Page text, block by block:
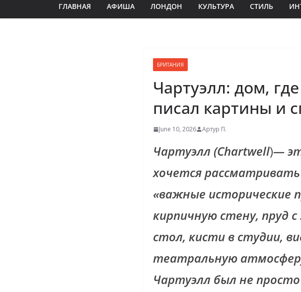
ГЛАВНАЯ АФИША ЛОНДОН КУЛЬТУРА СТИЛЬ
БРИТАНИЯ
Чартуэлл: дом,
писал картины и
June 10, 2026 Артур П.
Чартуэлл (Chartwell)—
хочется
«важные исторические
кирпичную стену, пруд
стол, кисти в студии,
театральную
Чартуэлл был не